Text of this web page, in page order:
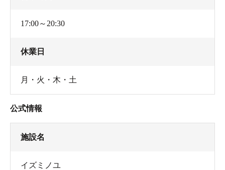
17:00～20:30
休業日
月・火・木・土
公式情報
施設名
イズミノユ